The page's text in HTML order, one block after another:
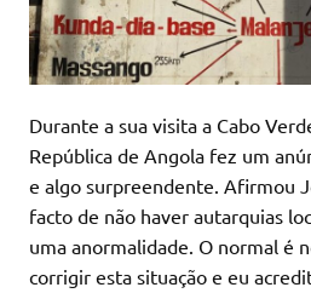
Durante a sua visita a Cabo
República de Angola fez um
e algo surpreendente. Afirmou
facto de não haver autarquias
uma anormalidade. O normal é
corrigir esta situação e eu